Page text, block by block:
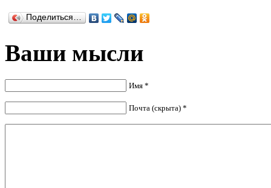
Поделиться…
Ваши мысли
Имя *
Почта (скрыта) *